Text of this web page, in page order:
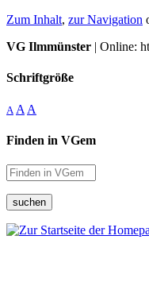
Zum Inhalt, zur Navigation
VG Ilmmünster | Online:
Schriftgröße
A A A
Finden in VGem
suchen